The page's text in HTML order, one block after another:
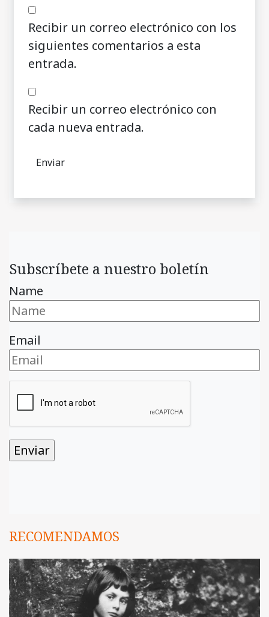
Recibir un correo electrónico con los
siguientes comentarios a esta
entrada.
Recibir un correo electrónico con
cada nueva entrada.
Subscríbete a nuestro boletín
Name
Email
RECOMENDAMOS